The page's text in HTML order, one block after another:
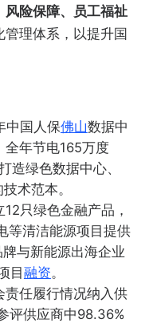
风险保障、员工福祉
管理体系，以提升国
中国人保佛山数据中
全年节电165万度
造绿色数据中心、
术范本。
只绿色金融产品，
等清洁能源项目提供
与新能源出海企业
目融资。
责任履行情况纳入供
评供应商中98.36%